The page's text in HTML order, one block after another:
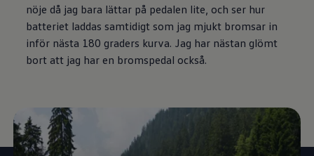
nöje då jag bara lättar på pedalen lite, och ser hur
batteriet laddas samtidigt som jag mjukt bromsar in
inför nästa 180 graders kurva. Jag har nästan glömt
bort att jag har en bromspedal också.